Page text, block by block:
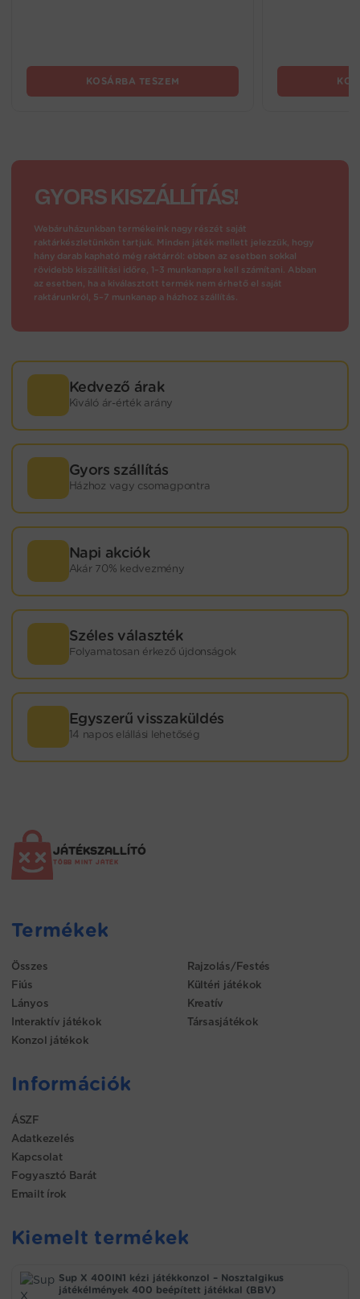
KOSÁRBA TESZEM
GYORS KISZÁLLÍTÁS!
Webáruházunkban termékeink nagy részét saját
raktárkészletünkön tartjuk. Minden játék mellett jelezzük, hogy
hány darab kapható még raktárról: ebben az esetben sokkal
rövidebb kiszállítási időre, 1–3 munkanapra kell számítani. Abban
az esetben, ha a kiválasztott termék nem érhető el saját
raktárunkról, 5–7 munkanap a házhoz szállítás.
Kedvező árak
Kiváló ár-érték arány
Gyors szállítás
Házhoz vagy csomagpontra
Napi akciók
Akár 70% kedvezmény
Széles választék
Folyamatosan érkező újdonságok
Egyszerű visszaküldés
14 napos elállási lehetőség
JÁTÉKSZALLÍTÓ
TÖBB MINT JÁTÉK
Termékek
Összes
Fiús
Lányos
Interaktív játékok
Konzol játékok
Rajzolás/Festés
Kültéri játékok
Kreatív
Társasjátékok
Információk
ÁSZF
Adatkezelés
Kapcsolat
Fogyasztó Barát
Emailt írok
Kiemelt termékek
Sup X 400IN1 kézi játékkonzol – Nosztalgikus
játékélmények 400 beépített játékkal (BBV)